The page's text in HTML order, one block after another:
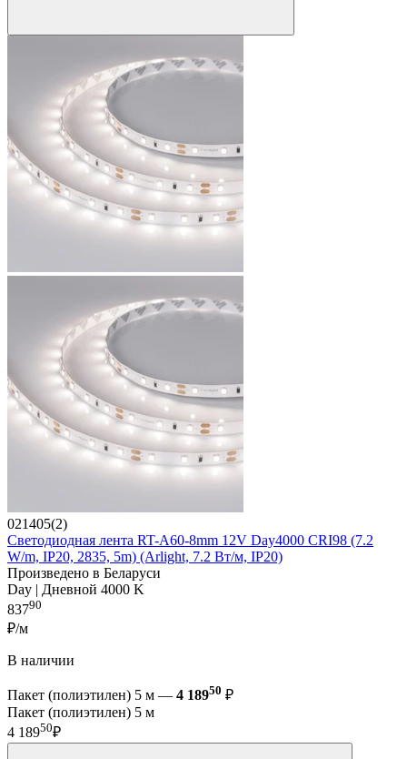
021405(2)
Светодиодная лента RT-A60-8mm 12V Day4000 CRI98 (7.2
W/m, IP20, 2835, 5m) (Arlight, 7.2 Вт/м, IP20)
Произведено в Беларуси
Day | Дневной 4000 K
83790
₽/м
В наличии
Пакет (полиэтилен) 5 м — 4 18950 ₽
Пакет (полиэтилен) 5 м
4 18950₽